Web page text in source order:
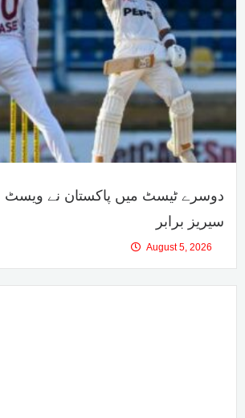
دوسرے ٹیسٹ میں پاکستان نے ویسٹ
سیریز برابر
August 5, 2026